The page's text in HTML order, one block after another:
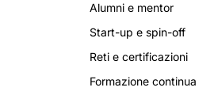
Alumni e mentor
Start-up e spin-off
Reti e certificazioni
Formazione continua